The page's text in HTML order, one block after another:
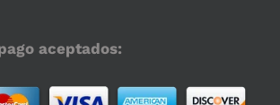
aceptados: